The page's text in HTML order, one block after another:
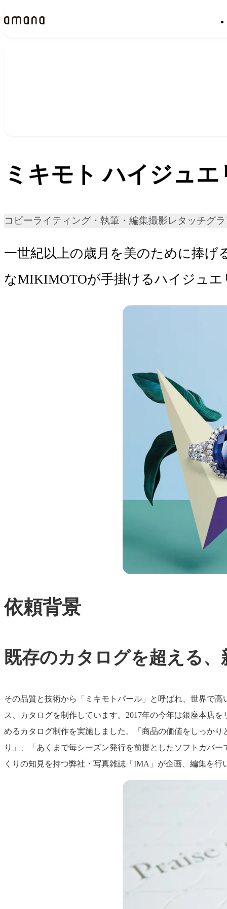
ミキモト ハイジュ
コピーライティング・執筆・編集撮影レタッチグ
一世紀以上の歳月を美のために捧
なMIKIMOTOが手掛けるハイジュ
依頼背景
既存のカタログを超える
その品質と技術から「ミキモトパール」と呼ばれ、世界で
ス、カタログを制作しています。2017年の今年は銀座本店
めるカタログ制作を実施しました。「商品の価値をしっか
り」、「あくまで毎シーズン発行を前提としたソフトカバ
くりの知見を持つ弊社・写真雑誌「IMA」が企画、編集を行